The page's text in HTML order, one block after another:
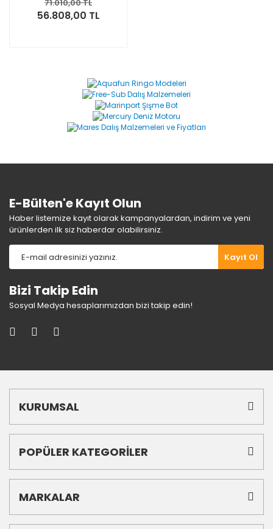
71.010,00 TL
56.808,00 TL
E-Bülten'e Kayıt Olun
Haber listemize kayıt olarak kampanyalardan, indirim ve yeni
ürünlerden ilk siz haberdar olabilirsiniz.
Kayıt Ol
Bizi Takip Edin
Sosyal Medya hesaplarımızdan bizi takip edin!
KURUMSAL
POPÜLER KATEGORİLER
MARKALAR